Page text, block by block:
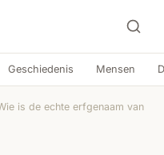
Geschiedenis Mensen
is de echte erfgenaam van